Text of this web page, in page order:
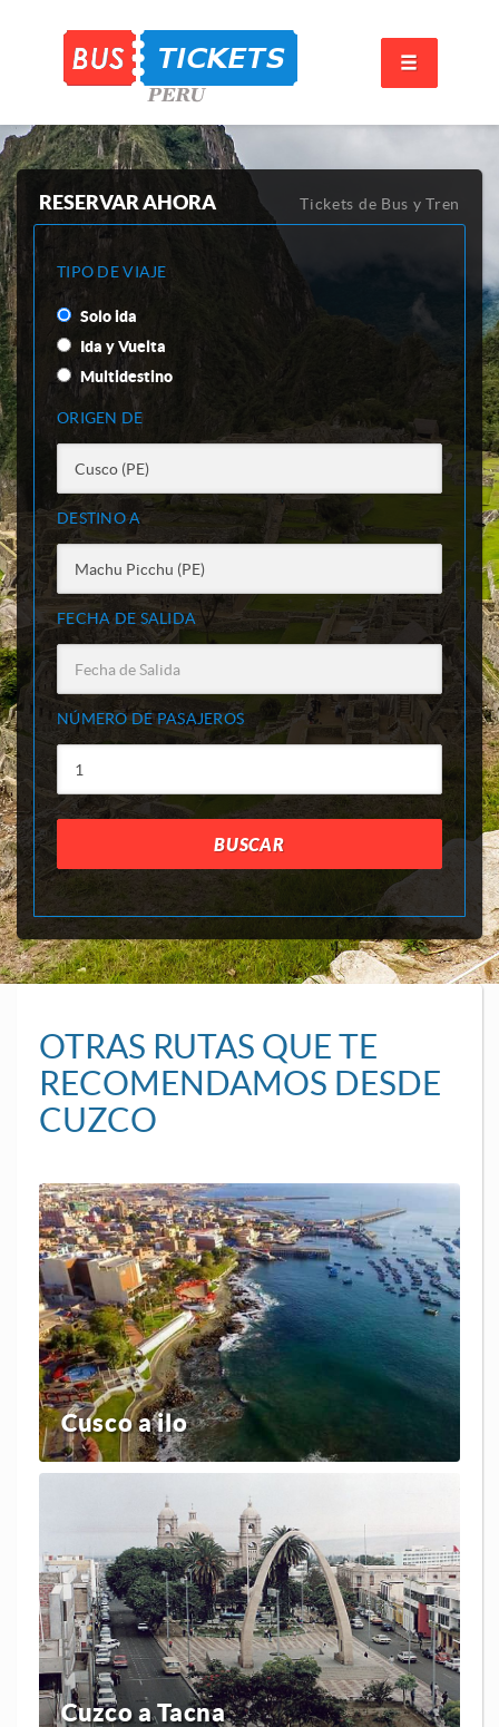
RESERVAR AHORA Tickets de Bus y Tren
TIPO DE VIAJE
Solo ida
Ida y Vuelta
Multidestino
ORIGEN DE
DESTINO A
FECHA DE SALIDA
NÚMERO DE PASAJEROS
BUSCAR
OTRAS RUTAS QUE TE
RECOMENDAMOS DESDE
CUZCO
Cusco a ilo
Cuzco a Tacna